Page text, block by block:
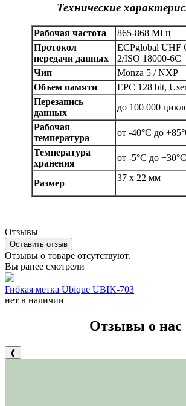
Технические
Рабочая частота
865-868 МГц
Протокол
передачи данных
ECPglobal UHF
2/ISO 18000-6C
Чип
Monza 5 / NXP
Объем памяти
EPC 128 bit,
Перезапись
данных
до 100 000
Рабочая
температура
от -40°С до
Температура
хранения
от -5°С до +30°С
Размер
37 х 22 мм
Отзывы
Оставить отзыв
Отзывы о товаре отсутствуют.
Вы ранее смотрели
Гибкая метка Ubique UBIK-703
нет в наличии
Отзывы о нас
❰